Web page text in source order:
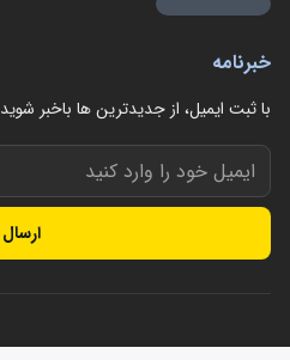
خبرنامه
با ثبت ایمیل، از جدید‌ترین ها با‌خبر شوید
ارسال